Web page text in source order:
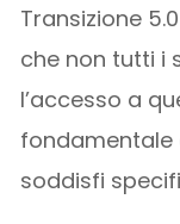
Transizione
che non tutti i
l’accesso a
fondamentale
soddisfi